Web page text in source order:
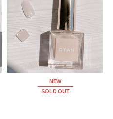
NEW
SOLD OUT